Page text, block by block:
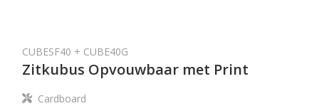
CUBESF40 + CUBE40G
Zitkubus Opvouwbaar met Print
Cardboard